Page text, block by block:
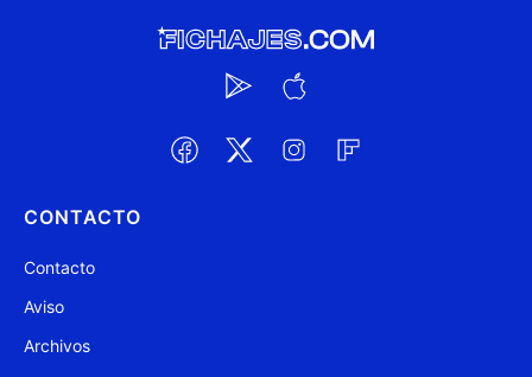
CONTACTO
Contacto
Aviso
Archivos